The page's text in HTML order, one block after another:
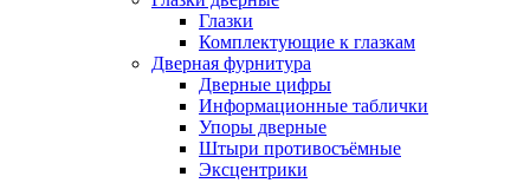
Глазки
Комплектующие к глазкам
Дверная фурнитура
Дверные цифры
Информационные таблички
Упоры дверные
Штыри противосъёмные
Эксцентрики